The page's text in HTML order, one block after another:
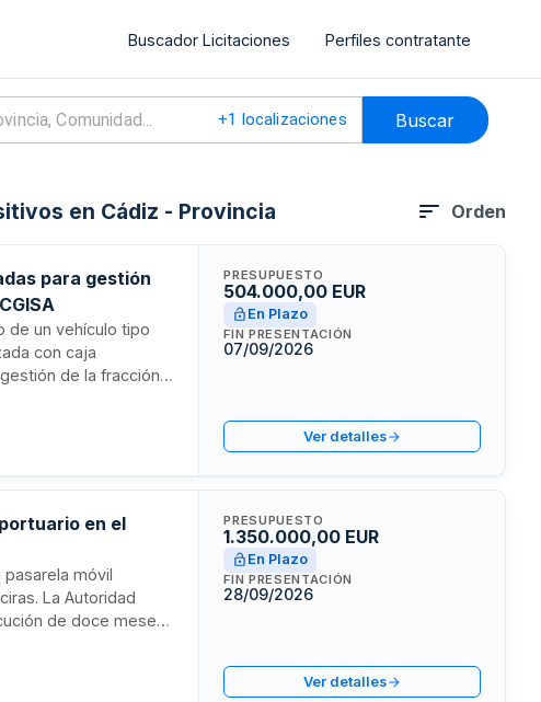
Buscador Licitaciones Perfiles contratante
+1 localizaciones Buscar
en Cádiz - Provincia Orden
para gestión
de un vehículo tipo
con caja
de la fracción
procedimiento se
mejor relación
PRESUPUESTO
504.000,00 EUR
En Plazo
FIN PRESENTACIÓN
07/09/2026
Ver detalles
en el
móvil
La Autoridad
de doce meses
en prevención de
similares.
PRESUPUESTO
1.350.000,00 EUR
En Plazo
FIN PRESENTACIÓN
28/09/2026
Ver detalles